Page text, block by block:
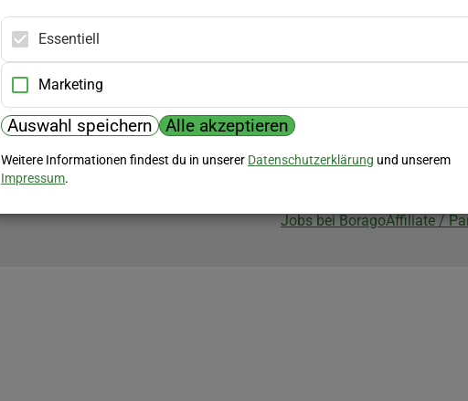
Biozertifizierung
Borago ist biozertifiziert im
Jobs bei BoragoAffiliate /
Essentiell
Marketing
Auswahl speichern Alle akzeptieren
Weitere Informationen findest du in unserer Datenschutzerklärung und unserem
Impressum.